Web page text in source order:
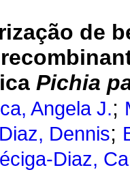
de
Pichia
Angela J.;
Diaz, Dennis;
Diaz,